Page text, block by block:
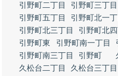
引野町二丁目
引野町三丁目
引野町五丁目
引野町北一丁
引野町北三丁目
引野町北四
引野町東
引野町南一丁目
引野町南三丁目
引野町
久松台二丁目
久松台三丁目